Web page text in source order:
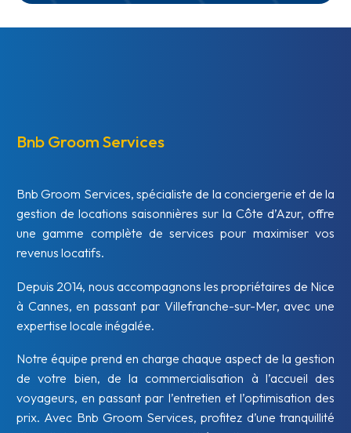
Bnb Groom Services
Bnb Groom Services, spécialiste de la conciergerie et de la
gestion de locations saisonnières sur la Côte d’Azur, offre
une gamme complète de services pour maximiser vos
revenus locatifs.
Depuis 2014, nous accompagnons les propriétaires de Nice
à Cannes, en passant par Villefranche-sur-Mer, avec une
expertise locale inégalée.
Notre équipe prend en charge chaque aspect de la gestion
de votre bien, de la commercialisation à l’accueil des
voyageurs, en passant par l’entretien et l’optimisation des
prix. Avec Bnb Groom Services, profitez d’une tranquillité